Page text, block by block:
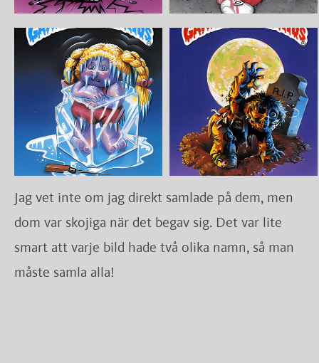
Jag vet inte om jag direkt samlade på dem, men
dom var skojiga när det begav sig. Det var lite
smart att varje bild hade två olika namn, så man
måste samla alla!